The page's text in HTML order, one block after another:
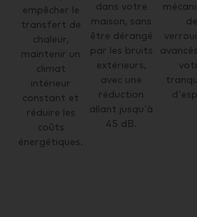
empêcher le
transfert de
chaleur,
maintenir un
climat
intérieur
constant et
réduire les
coûts
énergétiques.
dans votre
maison, sans
être dérangé
par les bruits
extérieurs,
avec une
réduction
allant jusqu'à
45 dB.
de